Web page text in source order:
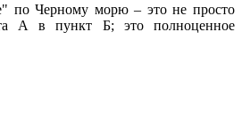
по Черному морю – это не просто
А в пункт Б; это полноценное